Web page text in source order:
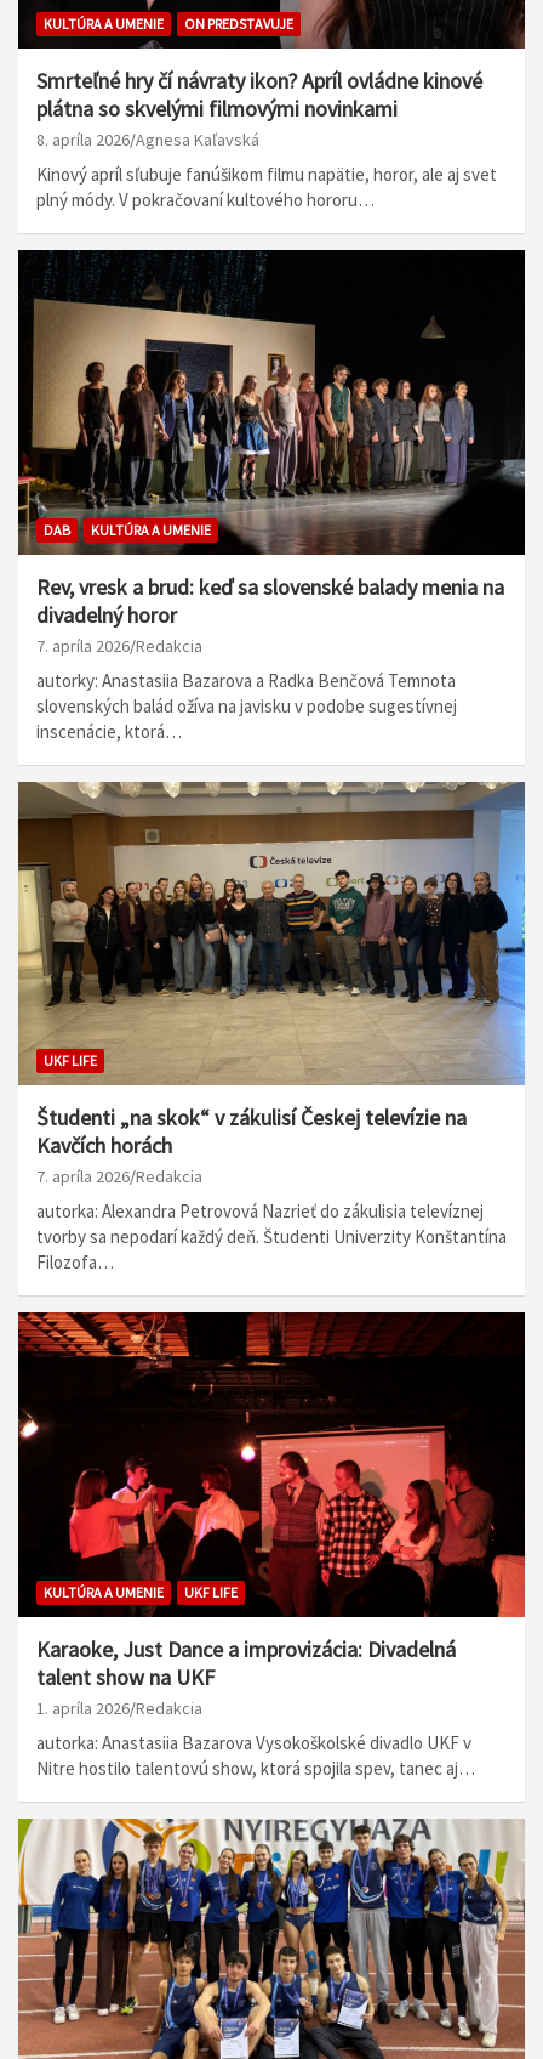
KULTÚRA A UMENIE ON PREDSTAVUJE
Smrteľné hry čí návraty ikon? Apríl ovládne kinové
plátna so skvelými filmovými novinkami
8. apríla 2026 Agnesa Kaľavská
Kinový apríl sľubuje fanúšikom filmu napätie, horor, ale aj svet
plný módy. V pokračovaní kultového hororu…
DAB KULTÚRA A UMENIE
Rev, vresk a brud: keď sa slovenské balady menia na
divadelný horor
7. apríla 2026 Redakcia
autorky: Anastasiia Bazarova a Radka Benčová Temnota
slovenských balád ožíva na javisku v podobe sugestívnej
inscenácie, ktorá…
UKF LIFE
Študenti „na skok“ v zákulisí Českej televízie na
Kavčích horách
7. apríla 2026 Redakcia
autorka: Alexandra Petrovová Nazrieť do zákulisia televíznej
tvorby sa nepodarí každý deň. Študenti Univerzity Konštantína
Filozofa…
KULTÚRA A UMENIE UKF LIFE
Karaoke, Just Dance a improvizácia: Divadelná
talent show na UKF
1. apríla 2026 Redakcia
autorka: Anastasiia Bazarova Vysokoškolské divadlo UKF v
Nitre hostilo talentovú show, ktorá spojila spev, tanec aj…